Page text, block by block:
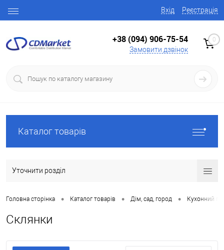
Вхід Реєстрація
+38 (094) 906-75-54
Замовити дзвінок
0
Каталог товарів
Уточнити розділ
Головна сторінка • Каталог товарів • Дім, сад, город • Кухонний
Склянки